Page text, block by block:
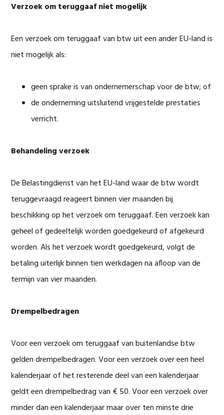
Verzoek om teruggaaf niet mogelijk
Een verzoek om teruggaaf van btw uit een ander EU-land is
niet mogelijk als:
geen sprake is van ondernemerschap voor de btw; of
de onderneming uitsluitend vrijgestelde prestaties
verricht.
Behandeling verzoek
De Belastingdienst van het EU-land waar de btw wordt
teruggevraagd reageert binnen vier maanden bij
beschikking op het verzoek om teruggaaf. Een verzoek kan
geheel of gedeeltelijk worden goedgekeurd of afgekeurd
worden. Als het verzoek wordt goedgekeurd, volgt de
betaling uiterlijk binnen tien werkdagen na afloop van de
termijn van vier maanden.
Drempelbedragen
Voor een verzoek om teruggaaf van buitenlandse btw
gelden drempelbedragen. Voor een verzoek over een heel
kalenderjaar of het resterende deel van een kalenderjaar
geldt een drempelbedrag van € 50. Voor een verzoek over
minder dan een kalenderjaar maar over ten minste drie